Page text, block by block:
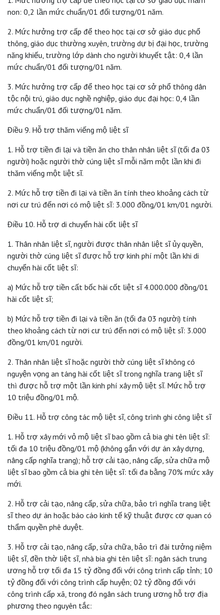
non: 0,2 lần mức chuẩn/01 đối tượng/01 năm.
2. Mức hưởng trợ cấp để theo học tại cơ sở giáo dục phổ
thông, giáo dục thường xuyên, trường dự bị đại học, trường
năng khiếu, trường lớp dành cho người khuyết tật: 0,4 lần
mức chuẩn/01 đối tượng/01 năm.
3. Mức hưởng trợ cấp để theo học tại cơ sở phổ thông dân
tộc nội trú, giáo dục nghề nghiệp, giáo dục đại học: 0,4 lần
mức chuẩn/01 đối tượng/01 năm.
Điều 9. Hỗ trợ thăm viếng mộ liệt sĩ
1. Hỗ trợ tiền đi lại và tiền ăn cho thân nhân liệt sĩ (tối đa 03
người) hoặc người thờ cúng liệt sĩ mỗi năm một lần khi đi
thăm viếng một liệt sĩ.
2. Mức hỗ trợ tiền đi lại và tiền ăn tính theo khoảng cách từ
nơi cư trú đến nơi có mộ liệt sĩ: 3.000 đồng/01 km/01 người.
Điều 10. Hỗ trợ di chuyển hài cốt liệt sĩ
1. Thân nhân liệt sĩ, người được thân nhân liệt sĩ ủy quyền,
người thờ cúng liệt sĩ được hỗ trợ kinh phí một lần khi di
chuyển hài cốt liệt sĩ:
a) Mức hỗ trợ tiền cất bốc hài cốt liệt sĩ 4.000.000 đồng/01
hài cốt liệt sĩ;
b) Mức hỗ trợ tiền đi lại và tiền ăn (tối đa 03 người) tính
theo khoảng cách từ nơi cư trú đến nơi có mộ liệt sĩ: 3.000
đồng/01 km/01 người.
2. Thân nhân liệt sĩ hoặc người thờ cúng liệt sĩ không có
nguyện vọng an táng hài cốt liệt sĩ trong nghĩa trang liệt sĩ
thì được hỗ trợ một lần kinh phí xây mộ liệt sĩ. Mức hỗ trợ
10 triệu đồng/01 mộ.
Điều 11. Hỗ trợ công tác mộ liệt sĩ, công trình ghi công liệt sĩ
1. Hỗ trợ xây mới vỏ mộ liệt sĩ bao gồm cả bia ghi tên liệt sĩ:
tối đa 10 triệu đồng/01 mộ (không gắn với dự án xây dựng,
nâng cấp nghĩa trang); hỗ trợ cải tạo, nâng cấp, sửa chữa mộ
liệt sĩ bao gồm cả bia ghi tên liệt sĩ: tối đa bằng 70% mức xây
mới.
2. Hỗ trợ cải tạo, nâng cấp, sửa chữa, bảo trì nghĩa trang liệt
sĩ theo dự án hoặc báo cáo kinh tế kỹ thuật được cơ quan có
thẩm quyền phê duyệt.
3. Hỗ trợ cải tạo, nâng cấp, sửa chữa, bảo trì đài tưởng niệm
liệt sĩ, đền thờ liệt sĩ, nhà bia ghi tên liệt sĩ: ngân sách trung
ương hỗ trợ tối đa 15 tỷ đồng đối với công trình cấp tỉnh; 10
tỷ đồng đối với công trình cấp huyện; 02 tỷ đồng đối với
công trình cấp xã, trong đó ngân sách trung ương hỗ trợ địa
phương theo nguyên tắc: